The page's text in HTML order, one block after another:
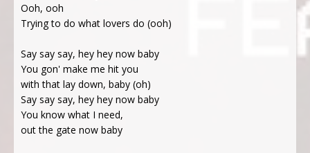
Ooh, ooh
Trying to do what lovers do (ooh)
Say say say, hey hey now baby
You gon' make me hit you
with that lay down, baby (oh)
Say say say, hey hey now baby
You know what I need,
out the gate now baby